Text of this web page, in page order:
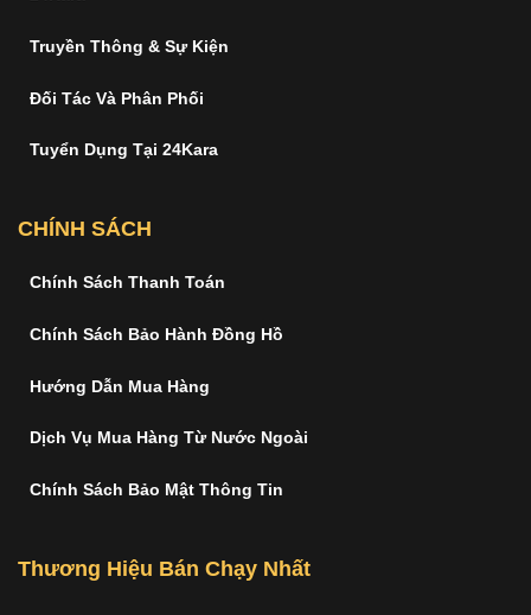
Truyền Thông & Sự Kiện
Đối Tác Và Phân Phối
Tuyển Dụng Tại 24Kara
CHÍNH SÁCH
Chính Sách Thanh Toán
Chính Sách Bảo Hành Đồng Hồ
Hướng Dẫn Mua Hàng
Dịch Vụ Mua Hàng Từ Nước Ngoài
Chính Sách Bảo Mật Thông Tin
Thương Hiệu Bán Chạy Nhất